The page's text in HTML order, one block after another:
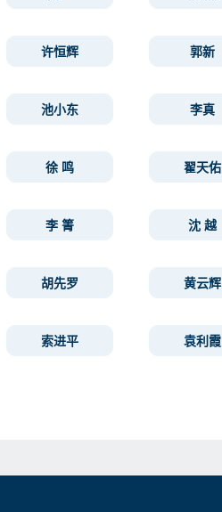
许恒辉 郭新
池小东 李真
徐 鸣 翟天佑
李 箐 沈 越
胡先罗 黄云辉
索进平 袁利霞